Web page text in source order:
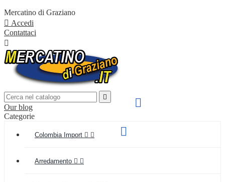
Mercatino di Graziano
 Accedi
Contattaci




Our blog
Categorie
Colombia Import  
Arredamento  